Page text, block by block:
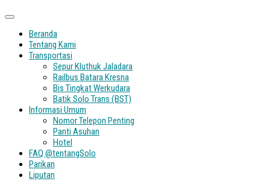
Beranda
Tentang Kami
Transportasi
Sepur Kluthuk Jaladara
Railbus Batara Kresna
Bis Tingkat Werkudara
Batik Solo Trans (BST)
Informasi Umum
Nomor Telepon Penting
Panti Asuhan
Hotel
FAQ @tentangSolo
Parikan
Liputan